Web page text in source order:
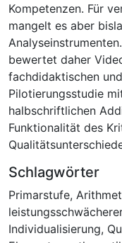
Kompetenzen. Für
mangelt es aber
bewertet daher
fachdidaktischen
Pilotierungsstudie
halbschriftlichen
Funktionalität des
Schlagwörter
Primarstufe,
Individualisierung,